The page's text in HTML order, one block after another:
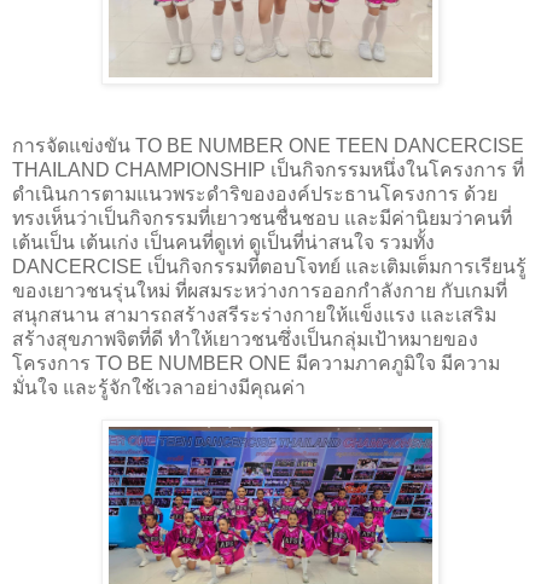
การจัดแข่งขัน TO BE NUMBER ONE TEEN DANCERCISE
THAILAND CHAMPIONSHIP เป็นกิจกรรมหนึ่งในโครงการ ที่
ดำเนินการตามแนวพระดำริขององค์ประธานโครงการ ด้วย
ทรงเห็นว่าเป็นกิจกรรมที่เยาวชนชื่นชอบ และมีค่านิยมว่าคนที่
เต้นเป็น เต้นเก่ง เป็นคนที่ดูเท่ ดูเป็นที่น่าสนใจ รวมทั้ง
DANCERCISE เป็นกิจกรรมที่ตอบโจทย์ และเติมเต็มการเรียนรู้
ของเยาวชนรุ่นใหม่ ที่ผสมระหว่างการออกกำลังกาย กับเกมที่
สนุกสนาน สามารถสร้างสรีระร่างกายให้แข็งแรง และเสริม
สร้างสุขภาพจิตที่ดี ทำให้เยาวชนซึ่งเป็นกลุ่มเป้าหมายของ
โครงการ TO BE NUMBER ONE มีความภาคภูมิใจ มีความ
มั่นใจ และรู้จักใช้เวลาอย่างมีคุณค่า